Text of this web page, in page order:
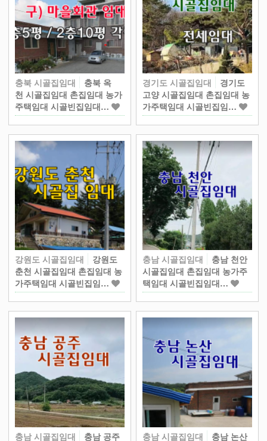
충북 시골집임대
충북 옥
천 시골집임대 촌집임대 농가
주택임대 시골빈집임대…
경기도 시골집임대
경기도
고양 시골집임대 촌집임대 농
가주택임대 시골빈집임…
강원도 시골집임대
강원도
춘천 시골집임대 촌집임대 농
가주택임대 시골빈집임…
충남 시골집임대
충남 천안
시골집임대 촌집임대 농가주
택임대 시골빈집임대…
충남 시골집임대 충남 공주 충남 시골집임대 충남 논산